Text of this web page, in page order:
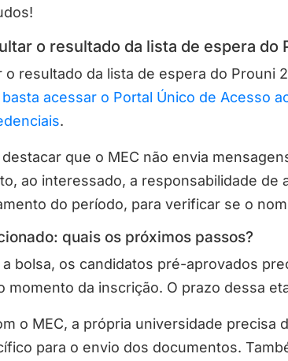
o resultado da lista de espera do
o resultado da lista de espera do Prouni
basta acessar o Portal Único de Acesso
.
que o MEC não envia
ao interessado, a responsabilidade de
do período, para verificar se o
quais os próximos passos?
a bolsa, os candidatos pré-aprovados
momento da inscrição. O prazo dessa
o MEC, a própria universidade precisa
para o envio dos documentos.